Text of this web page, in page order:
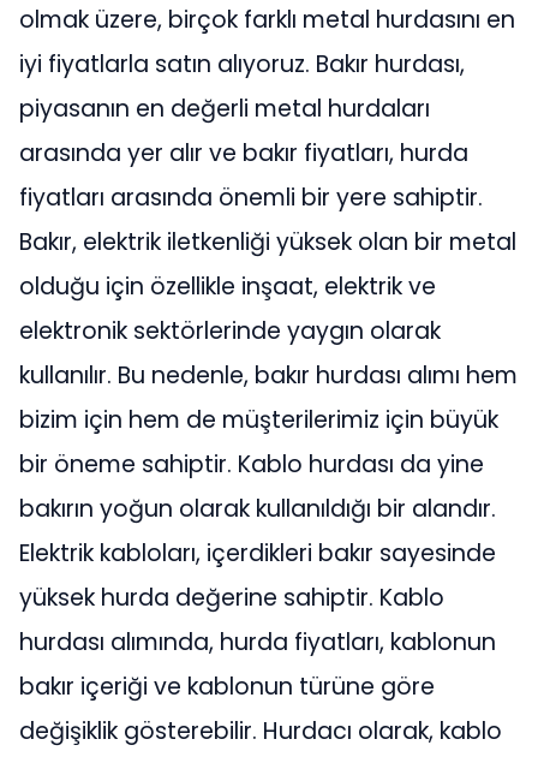
olmak üzere, birçok farklı metal hurdasını en
iyi fiyatlarla satın alıyoruz. Bakır hurdası,
piyasanın en değerli metal hurdaları
arasında yer alır ve bakır fiyatları, hurda
fiyatları arasında önemli bir yere sahiptir.
Bakır, elektrik iletkenliği yüksek olan bir metal
olduğu için özellikle inşaat, elektrik ve
elektronik sektörlerinde yaygın olarak
kullanılır. Bu nedenle, bakır hurdası alımı hem
bizim için hem de müşterilerimiz için büyük
bir öneme sahiptir. Kablo hurdası da yine
bakırın yoğun olarak kullanıldığı bir alandır.
Elektrik kabloları, içerdikleri bakır sayesinde
yüksek hurda değerine sahiptir. Kablo
hurdası alımında, hurda fiyatları, kablonun
bakır içeriği ve kablonun türüne göre
değişiklik gösterebilir. Hurdacı olarak, kablo